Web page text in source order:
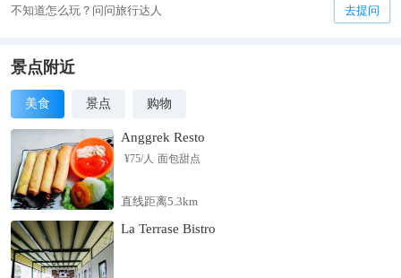
不知道怎么玩？问问旅行达人 去提问
景点附近
美食 景点 购物
Anggrek Resto
¥75/人 面包甜点
直线距离5.3km
La Terrase Bistro